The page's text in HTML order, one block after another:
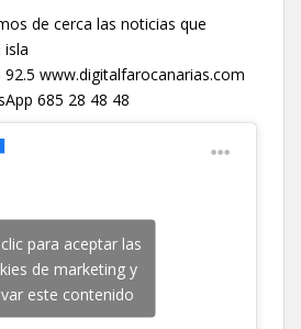
de cerca las noticias que
www.digitalfarocanarias.com
685 28 48 48
para aceptar las
de marketing y
este contenido